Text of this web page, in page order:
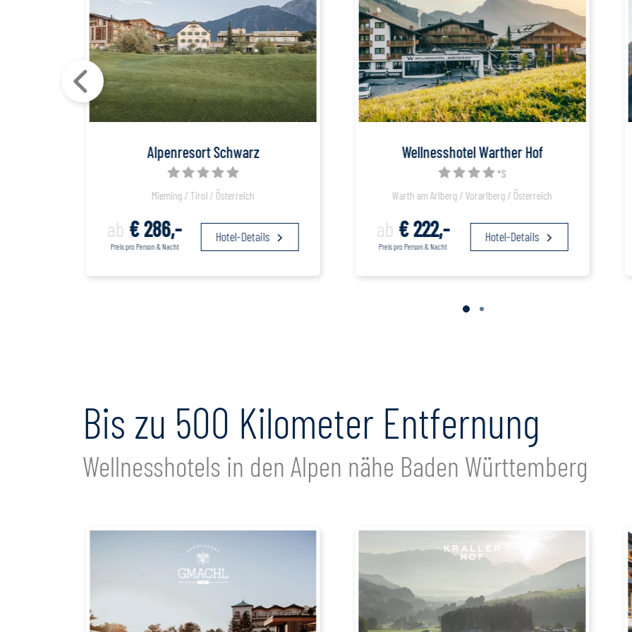
Alpenresort Schwarz
Mieming / Tirol / Österreich
ab € 286,-
Preis pro Person & Nacht
Hotel-Details
Wellnesshotel Warther Hof
*S
Warth am Arlberg / Vorarlberg / Österreich
ab € 222,-
Preis pro Person & Nacht
Hotel-Details
Bis zu 500 Kilometer Entfernung
Wellnesshotels in den Alpen nähe Baden Württemberg